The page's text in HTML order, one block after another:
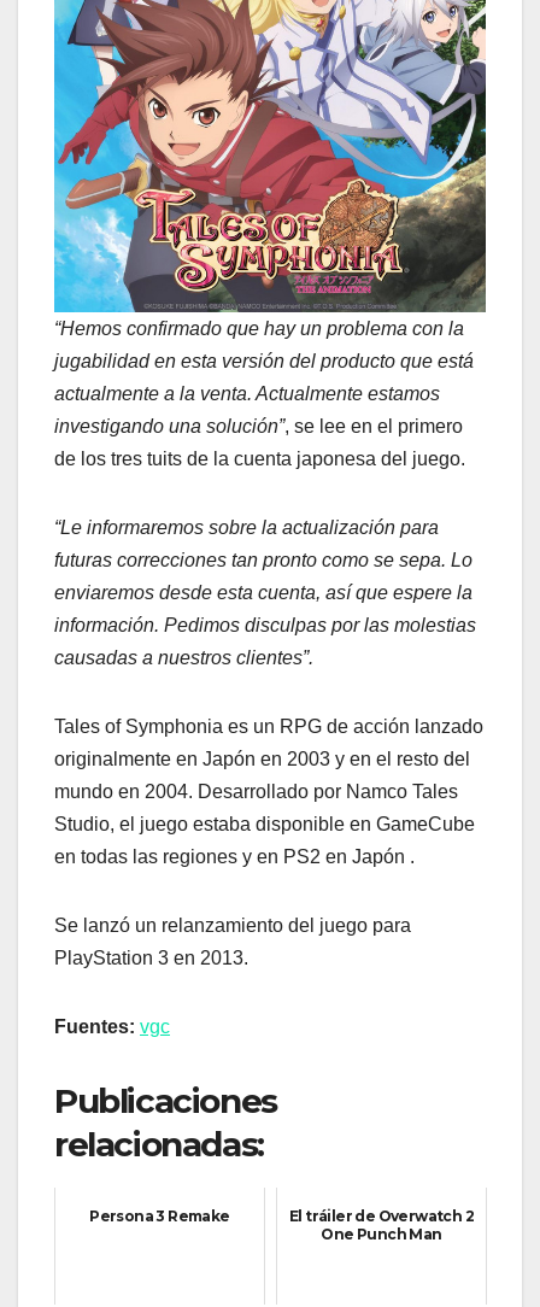
“Hemos confirmado que hay un problema con la
jugabilidad en esta versión del producto que está
actualmente a la venta. Actualmente estamos
investigando una solución”, se lee en el primero
de los tres tuits de la cuenta japonesa del juego.
“Le informaremos sobre la actualización para
futuras correcciones tan pronto como se sepa. Lo
enviaremos desde esta cuenta, así que espere la
información. Pedimos disculpas por las molestias
causadas a nuestros clientes”.
Tales of Symphonia es un RPG de acción lanzado
originalmente en Japón en 2003 y en el resto del
mundo en 2004. Desarrollado por Namco Tales
Studio, el juego estaba disponible en GameCube
en todas las regiones y en PS2 en Japón .
Se lanzó un relanzamiento del juego para
PlayStation 3 en 2013.
Fuentes: vgc
Publicaciones
relacionadas:
Persona 3 Remake
El tráiler de Overwatch 2
One Punch Man